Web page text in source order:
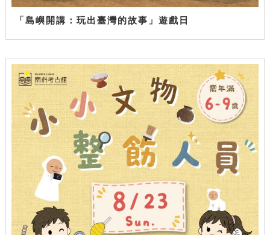
「島嶼開講：玩出臺灣的故事」遊戲日